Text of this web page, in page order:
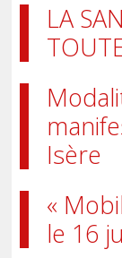
LA
Isère
«
le 16